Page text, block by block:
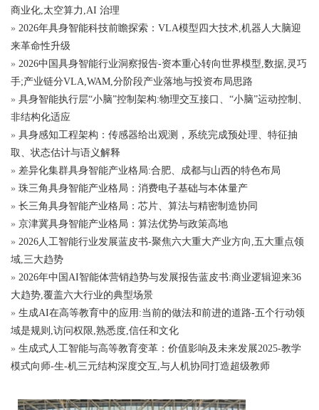
商业化,太空算力,AI 治理
» 2026年具身智能科技前瞻探索：VLA模型四大技术,机器人大脑迎
来革命性升级
» 2026中国具身智能行业洞察报告-资本重心转向世界模型,数据,灵巧
手;产业链分VLA,WAM,分阶段产业落地与投资布局思路
» 具身智能执行层“小脑”控制架构:物理交互接口、“小脑”运动控制、
非结构化适应
» 具身感知工程架构：传感器给出观测，系统完成预处理、特征抽
取、状态估计与语义解释
» 差异化集群具身智能产业格局:合肥、成都与山西的特色布局
» 珠三角具身智能产业格局：消费电子基础与本体量产
» 长三角具身智能产业格局：芯片、算法与精密制造协同
» 京津冀具身智能产业格局：算法优势与政策高地
» 2026人工智能行业发展蓝皮书-聚焦六大重大产业方向,五大重点领
域,三大趋势
» 2026年中国AI智能体营销趋势与发展报告蓝皮书:商业逻辑迎来36
大趋势,覆盖六大行业的典型场景
» 生成AI在高等教育中的应用:当前的做法和前进的道路-五个行动领
域是规则,访问权限,熟悉度,信任和文化
» 生成式人工智能与高等教育变革：价值影响及未来发展2025-教学
模式向师-生-机三元结构深度交互,与人机协同打造超级教师